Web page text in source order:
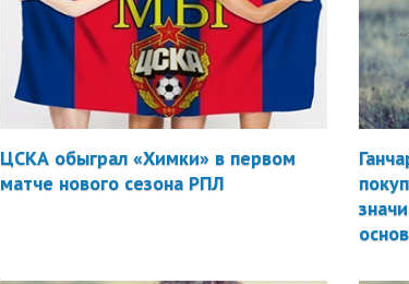
ЦСКА обыграл «Химки» в первом
матче нового сезона РПЛ